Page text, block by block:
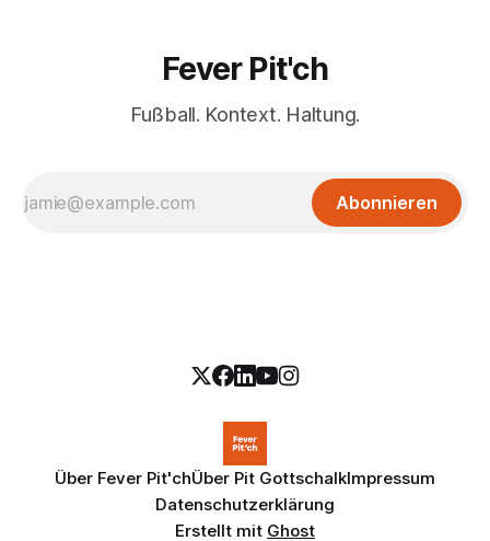
Fever Pit'ch
Fußball. Kontext. Haltung.
Abonnieren
Über Fever Pit'chÜber Pit GottschalkImpressum
Datenschutzerklärung
Erstellt mit Ghost